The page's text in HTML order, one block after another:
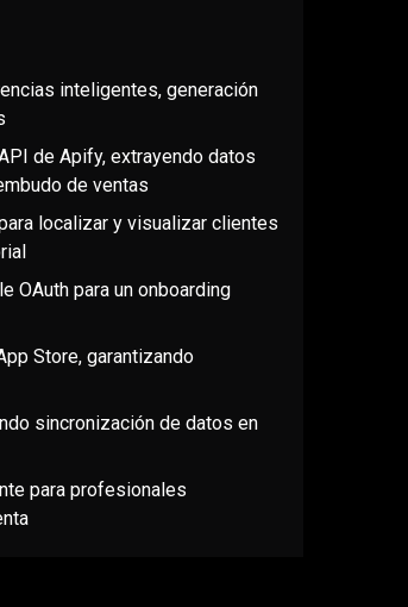
inteligentes, generación
de Apify, extrayendo datos
de ventas
localizar y visualizar clientes
OAuth para un onboarding
Store, garantizando
sincronización de datos en
para profesionales